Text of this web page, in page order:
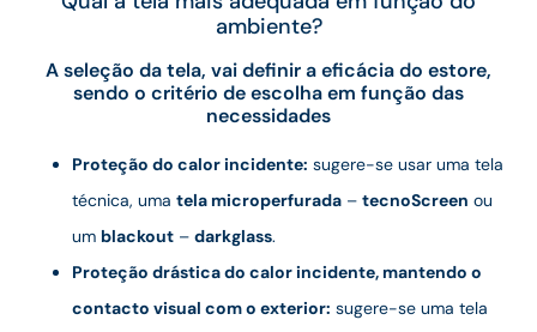
ambiente?
A seleção da tela, vai definir a eficácia do estore,
sendo o critério de escolha em função das
necessidades
Proteção do calor incidente: sugere-se usar uma tela
técnica, uma tela microperfurada – tecnoScreen ou
um blackout – darkglass.
Proteção drástica do calor incidente, mantendo o
contacto visual com o exterior: sugere-se uma tela